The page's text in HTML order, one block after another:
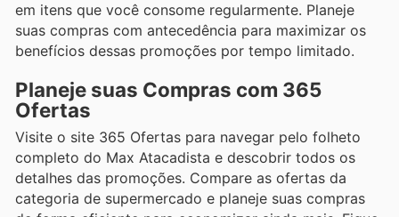
em itens que você consome regularmente. Planeje
suas compras com antecedência para maximizar os
benefícios dessas promoções por tempo limitado.
Planeje suas Compras com 365
Ofertas
Visite o site 365 Ofertas para navegar pelo folheto
completo do Max Atacadista e descobrir todos os
detalhes das promoções. Compare as ofertas da
categoria de supermercado e planeje suas compras